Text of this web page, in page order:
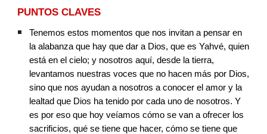
PUNTOS CLAVES
Tenemos estos momentos que nos invitan a pensar en
la alabanza que hay que dar a Dios, que es Yahvé, quien
está en el cielo; y nosotros aquí, desde la tierra,
levantamos nuestras voces que no hacen más por Dios,
sino que nos ayudan a nosotros a conocer el amor y la
lealtad que Dios ha tenido por cada uno de nosotros. Y
es por eso que hoy veíamos cómo se van a ofrecer los
sacrificios, qué se tiene que hacer, cómo se tiene que